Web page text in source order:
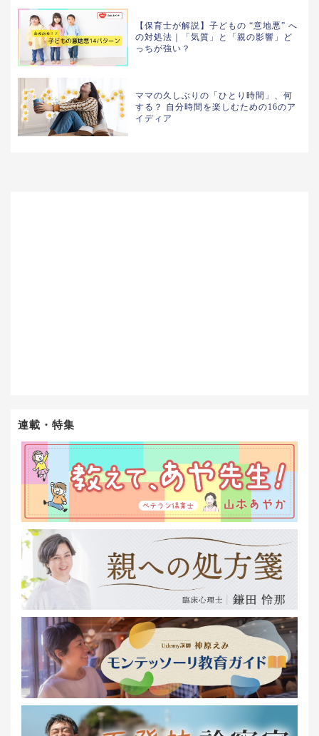
【保育士が解説】子どもの “意地悪” へ
の対処法｜「気質」と「親の影響」ど
っちが強い？
ママの久しぶりの「ひとり時間」、何
する？ 自分時間を楽しむための16のア
イディア
連載・特集